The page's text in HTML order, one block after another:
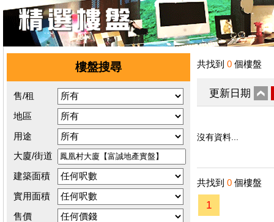
樓盤搜尋
售/租
地區
用途
大廈/街道
建築面積
實用面積
售價
共找到 0 個樓盤
更新日期
沒有資料...
共找到 0 個樓盤
1